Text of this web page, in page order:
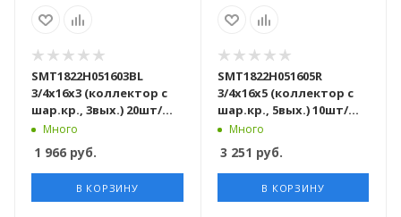
SMT1822Н051603BL
3/4x16x3 (коллектор с
шар.кр., 3вых.) 20шт/
корМного
1 966 руб.
В КОРЗИНУ
SMT1822Н051605R
3/4x16x5 (коллектор с
шар.кр., 5вых.) 10шт/
корМного
3 251 руб.
В КОРЗИНУ